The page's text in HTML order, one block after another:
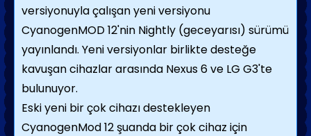
versiyonuyla çalışan yeni versiyonu
CyanogenMOD 12'nin Nightly (geceyarısı) sürümü
yayınlandı. Yeni versiyonlar birlikte desteğe
kavuşan cihazlar arasında Nexus 6 ve LG G3'te
bulunuyor.
Eski yeni bir çok cihazı destekleyen
CyanogenMod 12 şuanda bir çok cihaz için